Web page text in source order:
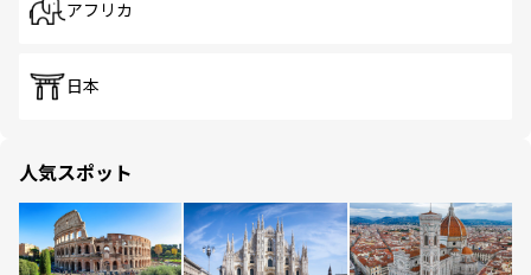
アフリカ
日本
人気スポット